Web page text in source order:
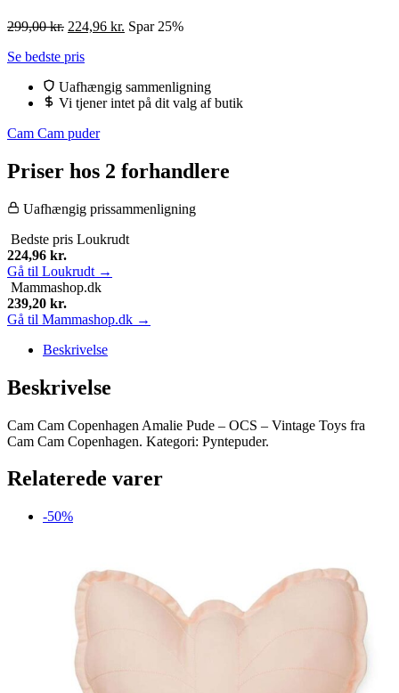
299,00kr. Den
pris
299,00 kr..
224,96 kr. Den
224,96 kr..
Spar 25%
Se bedste pris
Uafhængig sammenligning
Vi tjener intet på dit valg af butik
Cam Cam puder
Priser hos 2 forhandlere
Uafhængig prissammenligning
Bedste pris Loukrudt
224,96 kr.
Gå til Loukrudt →
Mammashop.dk
239,20 kr.
Gå til Mammashop.dk →
Beskrivelse
Beskrivelse
Cam Cam Copenhagen Amalie Pude – OCS – Vintage Toys fra
Cam Cam Copenhagen. Kategori: Pyntepuder.
Relaterede varer
-50%